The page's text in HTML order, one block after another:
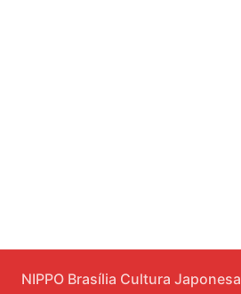
paraNIPPO Brasília Cultura Japonesa